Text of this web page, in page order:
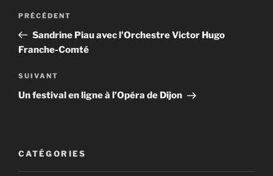
Navigation
l’article
Article
précédent
PRÉCÉDENT
Sandrine Piau avec l’Orchestre Victor Hugo
Franche-Comté
Article
suivant
SUIVANT
Un festival en ligne à l’Opéra de Dijon
CATÉGORIES